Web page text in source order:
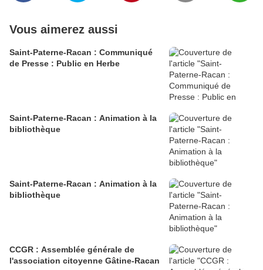
Vous aimerez aussi
Saint-Paterne-Racan : Communiqué
de Presse : Public en Herbe
Saint-Paterne-Racan : Animation à la
bibliothèque
Saint-Paterne-Racan : Animation à la
bibliothèque
CCGR : Assemblée générale de
l'association citoyenne Gâtine-Racan